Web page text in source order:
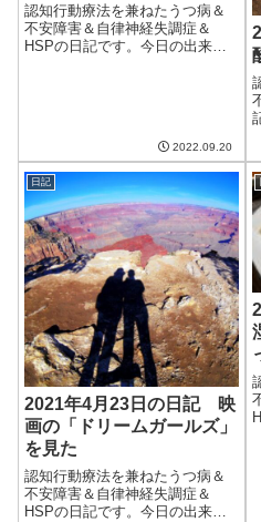
認知行動療法を兼ねたうつ病＆
不安障害＆自律神経失調症＆
HSPの日記です。今日の出来事
2022.09.20
日記
2021年4月23日の日記 映
画の「ドリームガールズ」
を見た
認知行動療法を兼ねたうつ病＆
不安障害＆自律神経失調症＆
HSPの日記です。今日の出来事